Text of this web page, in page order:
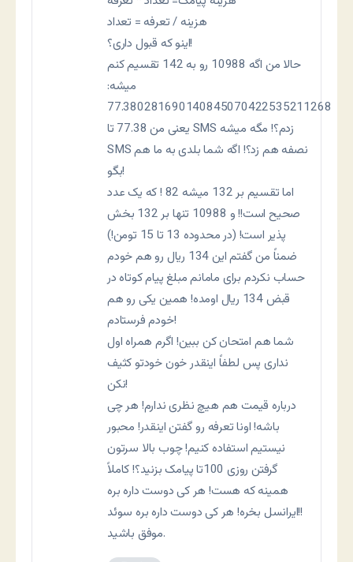
هزینه / تعرفه = تعداد
اینو که قبول داری؟!
حالا من اگه 10988 رو به 142 تقسیم کنم
میشه:
77.380281690140845070422535211268
یعنی من 77.38 تا SMS زدم؟! مگه میشه
SMS نصفه هم زد؟! اگه شما بلدی به ما هم
بگو!
اما تقسیم بر 132 میشه 82 ! که یک عدد
صحیح است!! و 10988 تنها بر 132 بخش
پذیر است! (در محدوده 13 تا 15 تومن!)
ضمناً من گفتم این 134 ریال رو هم خودم
حساب نکردم برای مامانم مبلغ پیام کوتاه در
قبض 134 ریال اومده! همین یکی رو هم
خودم فرستادم!
شما هم امتحان کن ببین! اگرم همراه اول
نداری پس لطفاً اینقدر خون خودتو کثیف
نکن!
درباره قیمت هم هیچ نظری ندارم! هر چی
باشه! اونا تعرفه رو گفتن اینقدر! محبور
نیستیم استفاده کنیم! چوب بالا سرتون
گرفتن روزی 100تا پیامک بزنید؟! کاملاً
همینه که هست! هر کی دوست داره بره
ایرانسل بخره! هر کی دوست داره بره سوئد!!
موفق باشید.